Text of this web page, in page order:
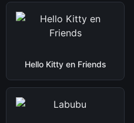
Hello Kitty en Friends